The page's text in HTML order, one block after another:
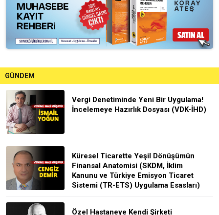
GÜNDEM
Vergi Denetiminde Yeni Bir Uygulama!
İncelemeye Hazırlık Dosyası (VDK-İHD)
Küresel Ticarette Yeşil Dönüşümün
Finansal Anatomisi (SKDM, İklim
Kanunu ve Türkiye Emisyon Ticaret
Sistemi (TR-ETS) Uygulama Esasları)
Özel Hastaneye Kendi Şirketi